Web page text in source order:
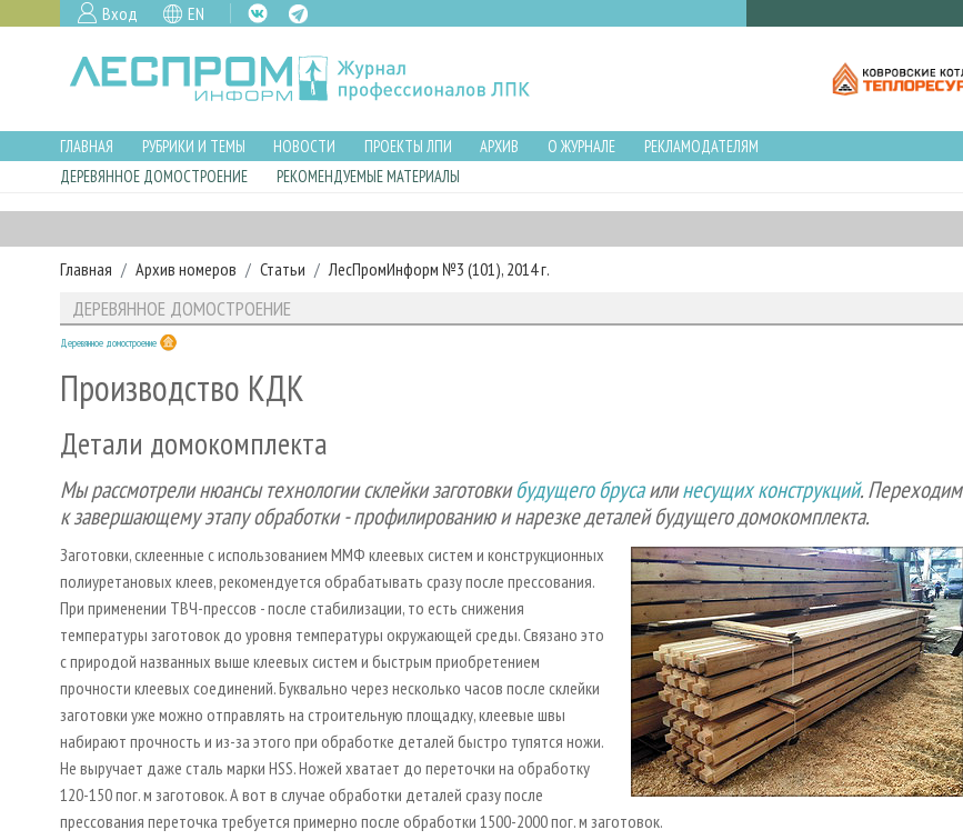
Вход EN
ГЛАВНАЯ РУБРИКИ И ТЕМЫ НОВОСТИ ПРОЕКТЫ ЛПИ АРХИВ О ЖУРНАЛЕ
РЕКЛАМОДАТЕЛЯМ
ДЕРЕВЯННОЕ ДОМОСТРОЕНИЕ
РЕКОМЕНДУЕМЫЕ МАТЕРИАЛЫ
Главная Архив номеров Статьи ЛесПромИнформ №3 (101), 2014 г.
ДЕРЕВЯННОЕ ДОМОСТРОЕНИЕ
Деревянное домостроение
Производство КДК
Детали домокомплекта
Мы рассмотрели нюансы технологии склейки заготовкибудущего брусаилинесущих конструкций. Переходим
к завершающему этапу обработки - профилированию и нарезке деталей будущего домокомплекта.
Заготовки, склеенные с использованием ММФ клеевых систем и конструкционных
полиуретановых клеев, рекомендуется обрабатывать сразу после прессования.
При применении ТВЧ-прессов - после стабилизации, то есть снижения
температуры заготовок до уровня температуры окружающей среды. Связано это
с природой названных выше клеевых систем и быстрым приобретением
прочности клеевых соединений. Буквально через несколько часов после склейки
заготовки уже можно отправлять на строительную площадку, клеевые швы
набирают прочность и из-за этого при обработке деталей быстро тупятся ножи.
Не выручает даже сталь марки HSS. Ножей хватает до переточки на обработку
120-150 пог. м заготовок. А вот в случае обработки деталей сразу после
прессования переточка требуется примерно после обработки 1500-2000 пог. м заготовок.